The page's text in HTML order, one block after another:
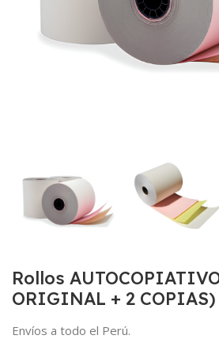
Rollos
ORIGINAL + 2
Envíos a todo el Perú.